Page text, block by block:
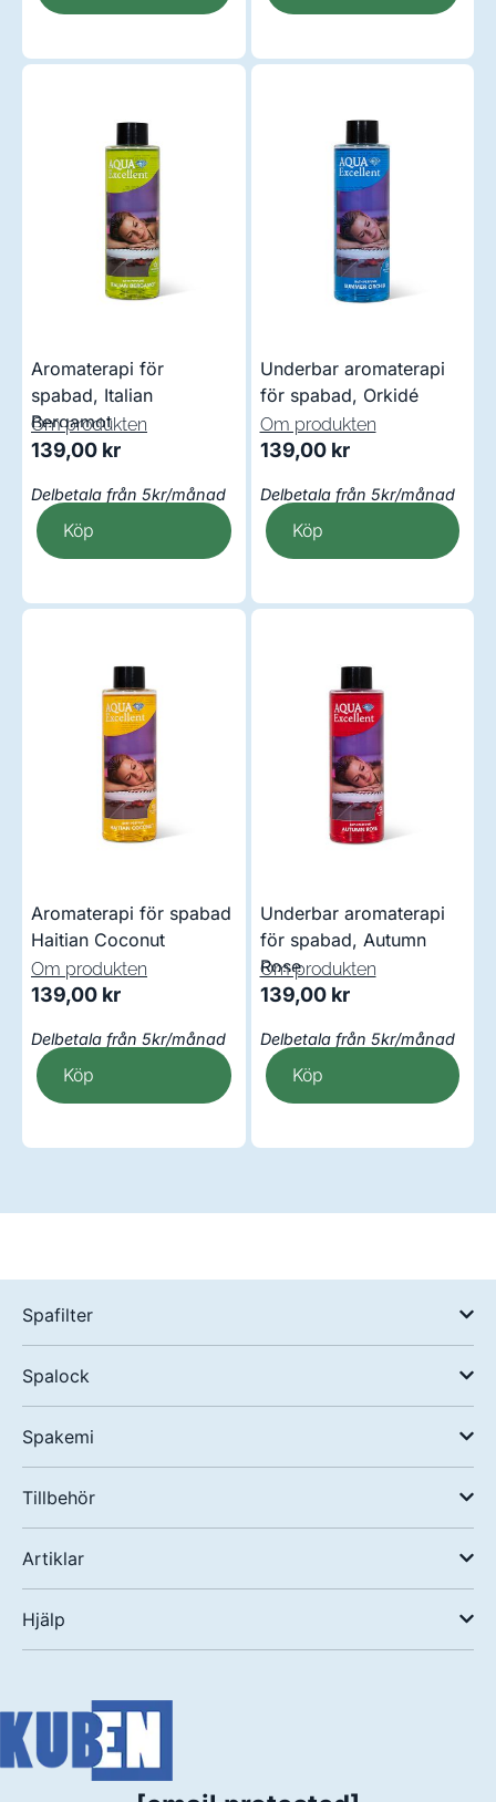
Aromaterapi för
spabad, Italian
Bergamot
Om produkten
139,00 kr
Delbetala från 5kr/månad
Köp
Underbar aromaterapi
för spabad, Orkidé
Om produkten
139,00 kr
Delbetala från 5kr/månad
Köp
Aromaterapi för spabad
Haitian Coconut
Om produkten
139,00 kr
Delbetala från 5kr/månad
Köp
Underbar aromaterapi
för spabad, Autumn
Rose
Om produkten
139,00 kr
Delbetala från 5kr/månad
Köp
Spafilter
Spalock
Spakemi
Tillbehör
Artiklar
Hjälp